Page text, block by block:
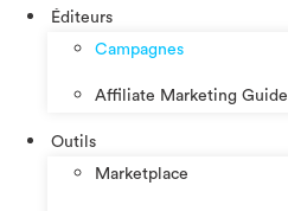
Éditeurs
Campagnes
Affiliate Marketing Guide
Outils
Marketplace